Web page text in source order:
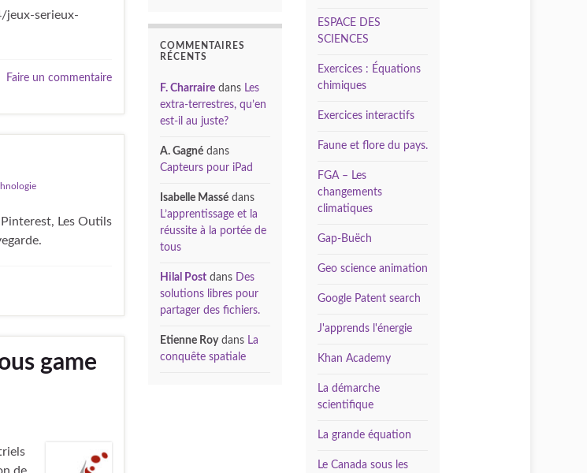
jeux-serieux-
Faire un commentaire
Les Outils
game
de
COMMENTAIRES
RÉCENTS
F. Charraire dans Les
extra-terrestres, qu’en
est-il au juste?
A. Gagné dans
Capteurs pour iPad
Isabelle Massé dans
L’apprentissage et la
réussite à la portée de
tous
Hilal Post dans Des
solutions libres pour
partager des fichiers.
Etienne Roydans La
conquête spatiale
ESPACE DES
SCIENCES
Exercices : Équations
chimiques
Exercices interactifs
Faune et flore du pays.
FGA – Les
changements
climatiques
Gap-Buëch
Geo science animation
Google Patent search
J'apprends l'énergie
Khan Academy
La démarche
scientifique
La grande équation
Le Canada sous les